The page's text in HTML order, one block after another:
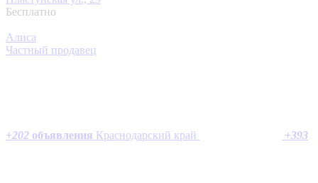
Бесплатно
Алиса
Частный продавец
+202 объявления Краснодарский край +393